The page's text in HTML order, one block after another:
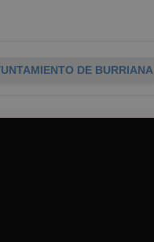
DE BURRIANA